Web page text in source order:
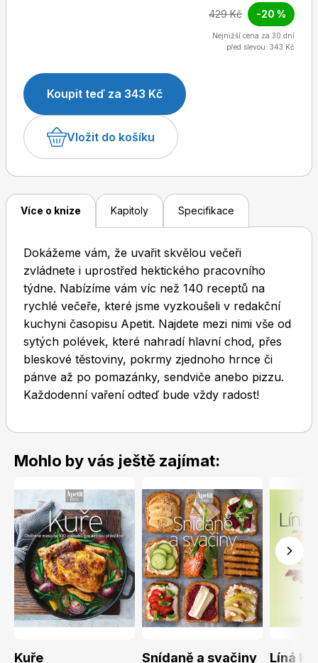
Dětské časopisy
Burda Best of
Burda Kids
Toprecepty.cz
429 Kč -20 %
Nejnižší cena za 30 dní
před slevou: 343 Kč
Koupit teď za 343 Kč
Vložit do košíku
Více o knize Kapitoly Specifikace
Dokážeme vám, že uvařit skvělou večeři
zvládnete i uprostřed hektického pracovního
týdne. Nabízíme vám víc než 140 receptů na
rychlé večeře, které jsme vyzkoušeli v redakční
kuchyni časopisu Apetit. Najdete mezi nimi vše od
sytých polévek, které nahradí hlavní chod, přes
bleskové těstoviny, pokrmy zjednoho hrnce či
pánve až po pomazánky, sendviče anebo pizzu.
Každodenní vaření odteď bude vždy radost!
Mohlo by vás ještě zajímat:
Kuře Snídaně a svačiny Líná